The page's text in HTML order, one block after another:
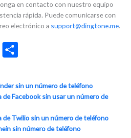
en contacto con nuestro equipo
rápida. Puede comunicarse con
electrónico a support@dingtone.me.
E
m
p
ar
ti
sin un número de teléfono
Facebook sin usar un número de
de Twilio sin un número de teléfono
sin número de teléfono